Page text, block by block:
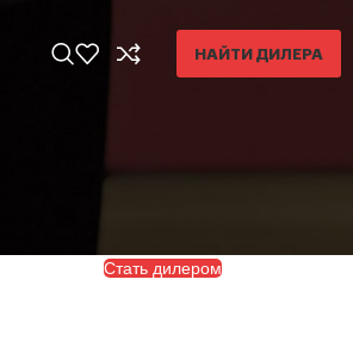
НАЙТИ ДИЛЕРА
Стать дилером